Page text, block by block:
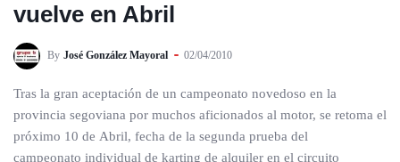
vuelve en Abril
By José González Mayoral 02/04/2010
Tras la gran aceptación de un campeonato novedoso en la
provincia segoviana por muchos aficionados al motor, se retoma el
próximo 10 de Abril, fecha de la segunda prueba del
campeonato individual de karting de alquiler en el circuito